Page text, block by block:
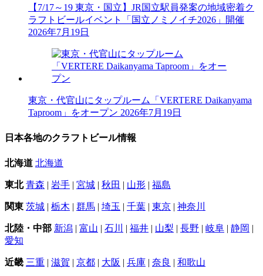
【7/17～19 東京・国立】JR国立駅員発案の地域密着ク
ラフトビールイベント「国立ノミノイチ2026」開催
2026年7月19日
東京・代官山にタップルーム「VERTERE Daikanyama
Taproom」をオープン 2026年7月19日
日本各地のクラフトビール情報
北海道 北海道
東北 青森 | 岩手 | 宮城 | 秋田 | 山形 | 福島
関東 茨城 | 栃木 | 群馬 | 埼玉 | 千葉 | 東京 | 神奈川
北陸・中部 新潟 | 富山 | 石川 | 福井 | 山梨 | 長野 | 岐阜 | 静岡 |
愛知
近畿 三重 | 滋賀 | 京都 | 大阪 | 兵庫 | 奈良 | 和歌山